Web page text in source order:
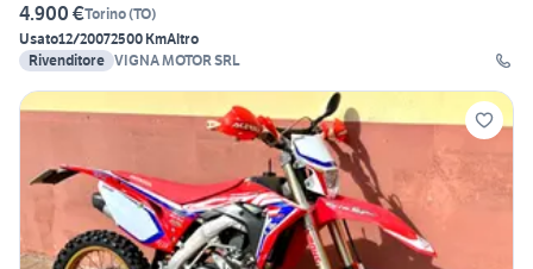
4.900 €Torino(TO)
Usato12/20072500 KmAltro
Rivenditore VIGNA MOTOR SRL